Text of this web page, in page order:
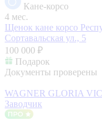
Кане-корсо
4 мес.
Щенок кане корсо
Сортавальская ул., 5
100 000 ₽
Подарок
Документы проверены
WAGNER GLORIA
Заводчик